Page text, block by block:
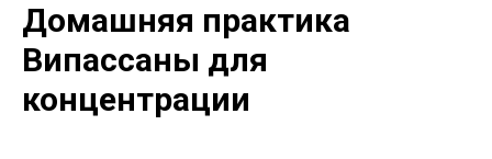
Домашняя практика
Випассаны для
концентрации